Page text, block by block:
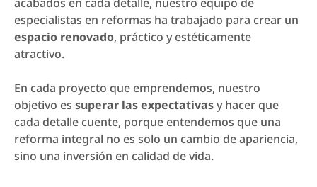
especialistas en reformas ha trabajado para crear un
espacio renovado, práctico y estéticamente
atractivo.
En cada proyecto que emprendemos, nuestro
objetivo es superar las expectativasy hacer que
cada detalle cuente, porque entendemos que una
reforma integral no es solo un cambio de apariencia,
sino una inversión en calidad de vida.